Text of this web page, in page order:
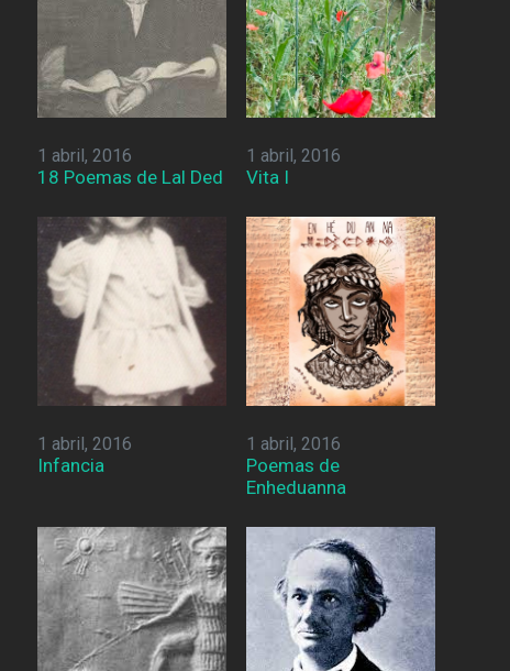
1 abril, 2016
18 Poemas de Lal Ded
1 abril, 2016
Vita I
1 abril, 2016
Infancia
1 abril, 2016
Poemas de
Enheduanna